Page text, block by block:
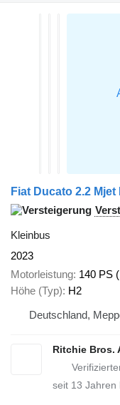
Fiat Ducato 2.2 Mjet
Kleinbus
2023
Motorleistung 140 PS
Höhe (Typ) H2
Deutschland,
Ritchie Bros.
seit 13 Jahren